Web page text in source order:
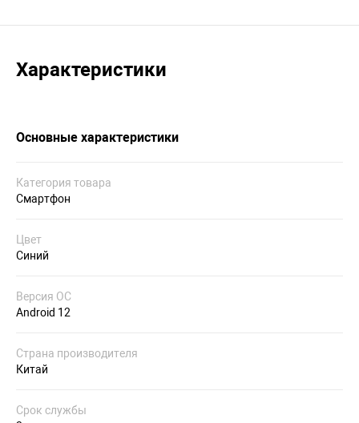
Характеристики
Основные характеристики
Категория товара
Смартфон
Цвет
Синий
Версия ОС
Android 12
Страна производителя
Китай
Срок службы